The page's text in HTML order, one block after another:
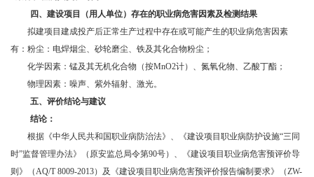
四、 建设项目（用人单位）存在的职业病危害因素及检测结果
拟建项目建成投产后正常生产过程中存在或可能产生的职业病危害因素
有：粉尘：电焊烟尘、砂轮磨尘、铁及其化合物粉尘；
化学因素：锰及其无机化合物（按MnO2计）、氮氧化物、乙酸丁酯；
物理因素：噪声、紫外辐射、激光。
五、 评价结论与建议
结论：
根据《中华人民共和国职业病防治法》、《建设项目职业病防护设施“三同
时”监督管理办法》（原安监总局令第90号）、《建设项目职业病危害预评价导
则》（AQ/T 8009-2013）及《建设项目职业病危害预评价报告编制要求》（ZW-